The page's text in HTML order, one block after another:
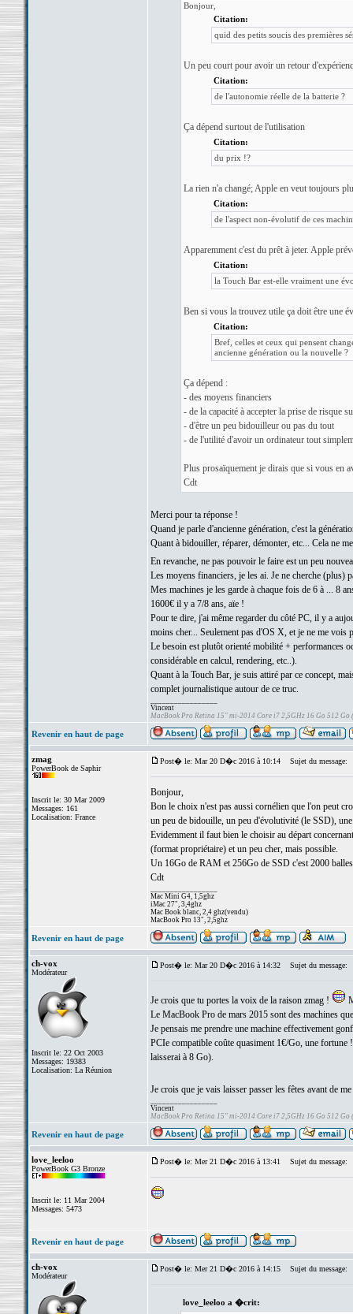
Bonjour,
Citation:
quid des petits soucis des premières
Un peu court pour avoir un retour
Citation:
de l'autonomie réelle de la batterie ?
Ça dépend surtout de l'utilisation
Citation:
du prix !?
La rien n'a changé; Apple en veut toujours
Citation:
de l'aspect non-évolutif de ces
Apparemment c'est du prêt à jeter. Apple
Citation:
la Touch Bar est-elle vraiment une
Ben si vous la trouvez utile ça doit être une
Citation:
Bref, celles et ceux qui pensent
ancienne génération ou la nouvelle ?
Ça dépend :
- des moyens financiers
- de la capacité à accepter la prise de risque
- d'être un peu bidouilleur ou pas du tout
- de l'utilité d'avoir un ordinateur tout
Plus prosaïquement je dirais que si vous en
Cdt
Merci pour ta réponse !
Quand je parle d'ancienne génération, c'est la
Quant à bidouiller, réparer, démonter, etc... Cela ne
En revanche, ne pas pouvoir le faire est un peu
Les moyens financiers, je les ai. Je ne cherche (plus)
Mes machines je les garde à chaque fois de 6 à ... 8
1600€ il y a 7/8 ans, aïe !
Pour te dire, j'ai même regarder du côté PC, il y a
moins cher... Seulement pas d'OS X, et je ne me vois
Le besoin est plutôt orienté mobilité + performances
considérable en calcul, rendering, etc..).
Quant à la Touch Bar, je suis attiré par ce concept,
complet journalistique autour de ce truc.
Vincent
MacBook Pro Retina 15" mi-2014 Core i7 2,5GHz 16 Go 512 Go
Revenir en haut de page
zmag
PowerBook de Saphir
Inscrit le: 30 Mar 2009
Messages: 161
Localisation: France
Post� le: Mar 20 D�c 2016 à 10:14 Sujet du message:
Bonjour,
Bon le choix n'est pas aussi cornélien que l'on peut
un peu de bidouille, un peu d'évolutivité (le SSD),
Evidemment il faut bien le choisir au départ
(format propriétaire) et un peu cher, mais possible.
Un 16Go de RAM et 256Go de SSD c'est 2000
Cdt
Mac Mini G4, 1,5ghz
iMac 27", 3,4ghz
Mac Book blanc, 2,4 ghz(vendu)
MacBook Pro 13", 2,5ghz
Revenir en haut de page
ch-vox
Modérateur
Inscrit le: 22 Oct 2003
Messages: 19383
Localisation: La Réunion
Post� le: Mar 20 D�c 2016 à 14:32 Sujet du message:
Je crois que tu portes la voix de la raison zmag !
Le MacBook Pro de mars 2015 sont des machines
Je pensais me prendre une machine effectivement
PCIe compatible coûte quasiment 1€/Go, une
laisserai à 8 Go).
Je crois que je vais laisser passer les fêtes avant de
Vincent
MacBook Pro Retina 15" mi-2014 Core i7 2,5GHz 16 Go 512 Go
Revenir en haut de page
love_leeloo
PowerBook G3 Bronze
Inscrit le: 11 Mar 2004
Messages: 5473
Post� le: Mer 21 D�c 2016 à 13:41 Sujet du message:
Revenir en haut de page
ch-vox
Modérateur
Post� le: Mer 21 D�c 2016 à 14:15 Sujet du message:
love_leeloo a �crit: